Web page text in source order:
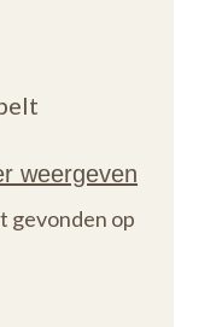
gevonden op